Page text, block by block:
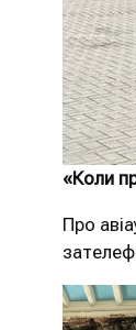
«Коли
Про